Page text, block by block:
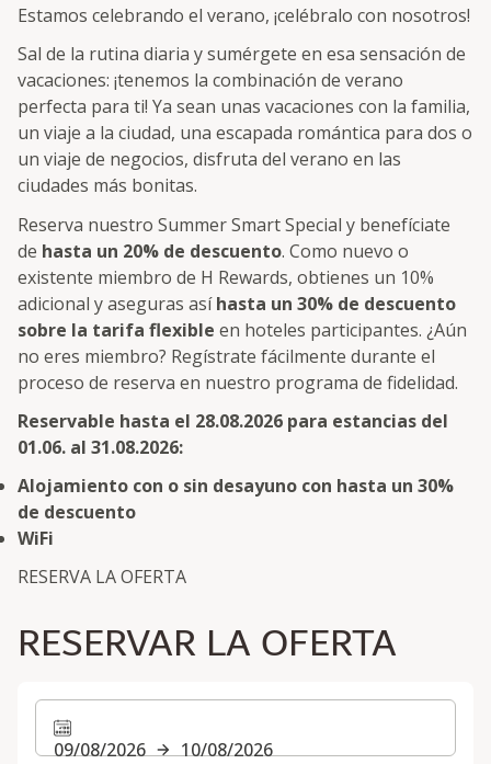
Estamos celebrando el verano, ¡celébralo con nosotros!
Sal de la rutina diaria y sumérgete en esa sensación de
vacaciones: ¡tenemos la combinación de verano
perfecta para ti! Ya sean unas vacaciones con la familia,
un viaje a la ciudad, una escapada romántica para dos o
un viaje de negocios, disfruta del verano en las
ciudades más bonitas.
Reserva nuestro Summer Smart Special y benefíciate
de hasta un 20% de descuento. Como nuevo o
existente miembro de H Rewards, obtienes un 10%
adicional y aseguras asíhasta un 30% de descuento
sobre la tarifa flexible en hoteles participantes. ¿Aún
no eres miembro? Regístrate fácilmente durante el
proceso de reserva en nuestro programa de fidelidad.
Reservable hasta el 28.08.2026 para estancias del
01.06. al 31.08.2026:
Alojamiento con o sin desayuno con hasta un 30%
de descuento
WiFi
RESERVA LA OFERTA
RESERVAR LA OFERTA
09/08/2026
10/08/2026